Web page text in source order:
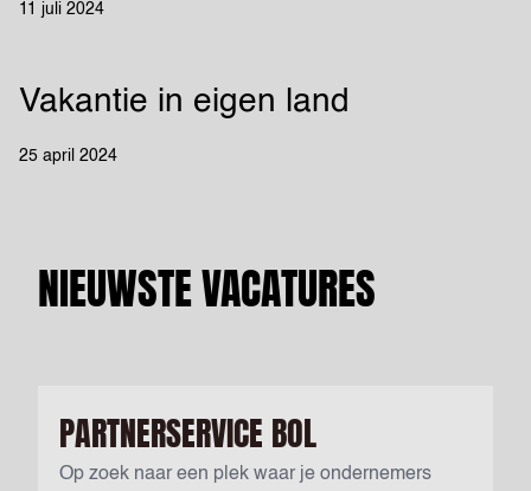
11 juli 2024
Vakantie in eigen land
25 april 2024
NIEUWSTE VACATURES
PARTNERSERVICE BOL
Op zoek naar een plek waar je ondernemers